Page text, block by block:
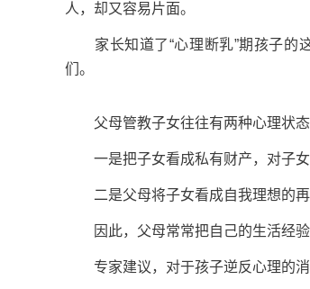
人，却又容易片面。
家长知道了“心理断乳”期孩子的这
们。
父母管教子女往往有两种心理状态
一是把子女看成私有财产，对子女
二是父母将子女看成自我理想的再
因此，父母常常把自己的生活经验
专家建议，对于孩子逆反心理的消